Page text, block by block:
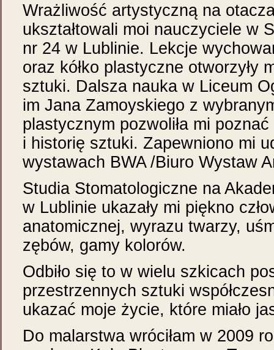
Wrażliwość artystyczną na
ukształtowali moi nauczyciele w
nr 24 w Lublinie. Lekcje
oraz kółko plastyczne otworzyły
sztuki. Dalsza nauka w Liceum
im Jana Zamoyskiego z
plastycznym pozwoliła mi
i historię sztuki. Zapewniono mi
wystawach BWA /Biuro Wystaw
Studia Stomatologiczne na
w Lublinie ukazały mi piękno
anatomicznej, wyrazu twarzy,
zębów, gamy kolorów.
Odbiło się to w wielu szkicach
przestrzennych sztuki
ukazać moje życie, które miało
Do malarstwa wróciłam w 2009